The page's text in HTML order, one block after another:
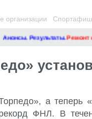
организации
Результаты.Ремонт
а теперь
ФНЛ. В